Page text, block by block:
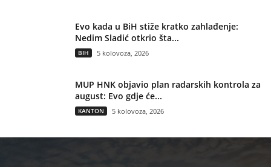
Evo kada u BiH stiže kratko zahlađenje:
Nedim Sladić otkrio šta...
BIH 5 kolovoza, 2026
MUP HNK objavio plan radarskih kontrola za
august: Evo gdje će...
KANTON 5 kolovoza, 2026